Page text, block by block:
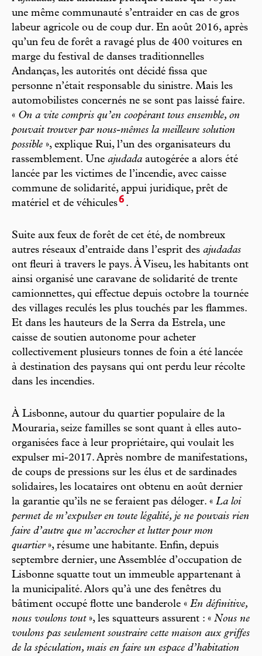
une même communauté s’entraider en cas de gros
labeur agricole ou de coup dur. En août 2016, après
qu’un feu de forêt a ravagé plus de 400 voitures en
marge du festival de danses traditionnelles
Andanças, les autorités ont décidé fissa que
personne n’était responsable du sinistre. Mais les
automobilistes concernés ne se sont pas laissé faire.
« On a vite compris qu’en coopérant tous ensemble, on
pouvait trouver par nous-mêmes la meilleure solution
possible », explique Rui, l’un des organisateurs du
rassemblement. Une ajudada autogérée a alors été
lancée par les victimes de l’incendie, avec caisse
commune de solidarité, appui juridique, prêt de
matériel et de véhicules6 .
Suite aux feux de forêt de cet été, de nombreux
autres réseaux d’entraide dans l’esprit des ajudadas
ont fleuri à travers le pays. À Viseu, les habitants ont
ainsi organisé une caravane de solidarité de trente
camionnettes, qui effectue depuis octobre la tournée
des villages reculés les plus touchés par les flammes.
Et dans les hauteurs de la Serra da Estrela, une
caisse de soutien autonome pour acheter
collectivement plusieurs tonnes de foin a été lancée
à destination des paysans qui ont perdu leur récolte
dans les incendies.
À Lisbonne, autour du quartier populaire de la
Mouraria, seize familles se sont quant à elles auto-
organisées face à leur propriétaire, qui voulait les
expulser mi-2017. Après nombre de manifestations,
de coups de pressions sur les élus et de sardinades
solidaires, les locataires ont obtenu en août dernier
la garantie qu’ils ne se feraient pas déloger. « La loi
permet de m’expulser en toute légalité, je ne pouvais rien
faire d’autre que m’accrocher et lutter pour mon
quartier», résume une habitante. Enfin, depuis
septembre dernier, une Assemblée d’occupation de
Lisbonne squatte tout un immeuble appartenant à
la municipalité. Alors qu’à une des fenêtres du
bâtiment occupé flotte une banderole « En définitive,
nous voulons tout», les squatteurs assurent : « Nous ne
voulons pas seulement soustraire cette maison aux griffes
de la spéculation, mais en faire un espace d’habitation